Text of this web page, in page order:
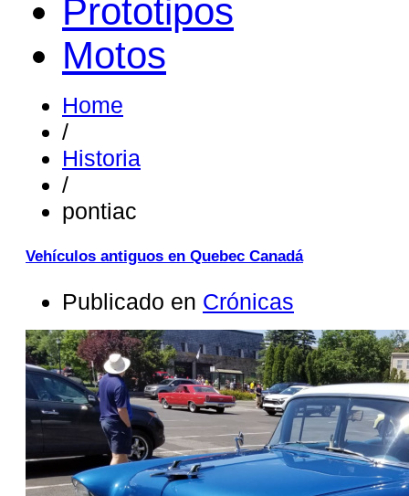
Prototipos
Motos
Home
/
Historia
/
pontiac
Vehículos antiguos en Quebec Canadá
Publicado en Crónicas